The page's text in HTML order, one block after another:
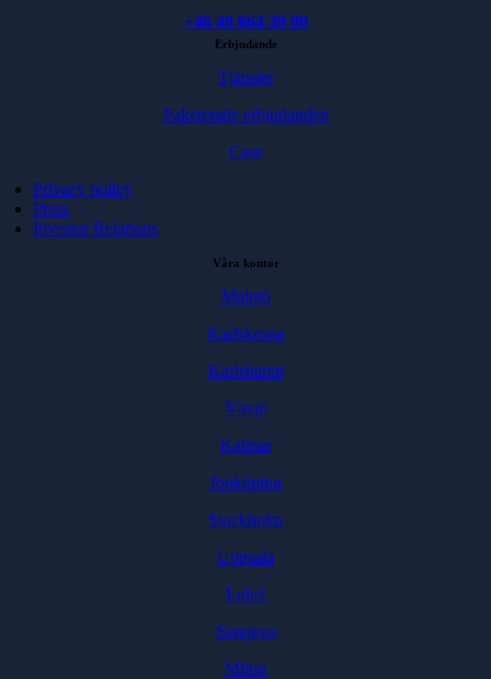
+46 40 664 39 00
Erbjudande
Tjänster
Paketerade erbjudanden
Case
Privacy policy
Press
Investor Relations
Våra kontor
Malmö
Karlskrona
Karlshamn
Växjö
Kalmar
Jönköping
Stockholm
Uppsala
Luleå
Sarajevo
Milou